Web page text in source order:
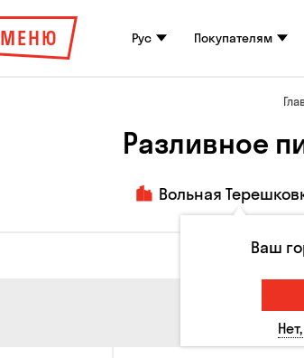
МЕНЮ Рус Покупателям
Разливное
Вольная
Все товары
Ваш